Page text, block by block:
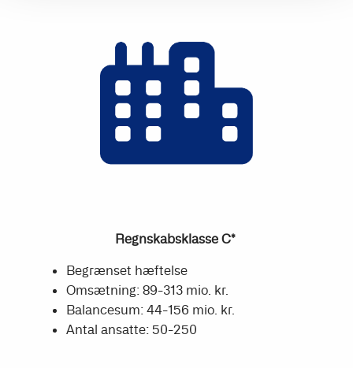
Regnskabsklasse C*
Begrænset hæftelse
Omsætning: 89-313 mio. kr.
Balancesum: 44-156 mio. kr.
Antal ansatte: 50-250